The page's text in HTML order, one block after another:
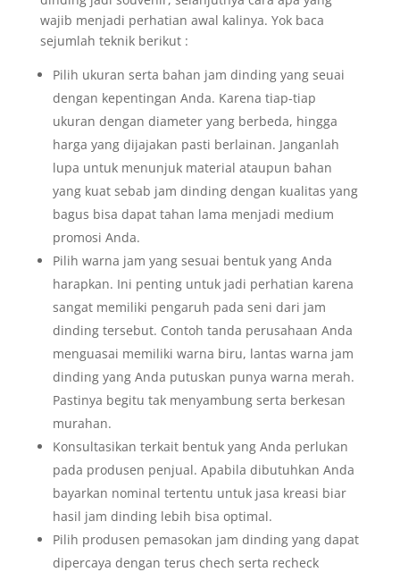
wajib menjadi perhatian awal kalinya. Yok baca
sejumlah teknik berikut :
Pilih ukuran serta bahan jam dinding yang seuai
dengan kepentingan Anda. Karena tiap-tiap
ukuran dengan diameter yang berbeda, hingga
harga yang dijajakan pasti berlainan. Janganlah
lupa untuk menunjuk material ataupun bahan
yang kuat sebab jam dinding dengan kualitas yang
bagus bisa dapat tahan lama menjadi medium
promosi Anda.
Pilih warna jam yang sesuai bentuk yang Anda
harapkan. Ini penting untuk jadi perhatian karena
sangat memiliki pengaruh pada seni dari jam
dinding tersebut. Contoh tanda perusahaan Anda
menguasai memiliki warna biru, lantas warna jam
dinding yang Anda putuskan punya warna merah.
Pastinya begitu tak menyambung serta berkesan
murahan.
Konsultasikan terkait bentuk yang Anda perlukan
pada produsen penjual. Apabila dibutuhkan Anda
bayarkan nominal tertentu untuk jasa kreasi biar
hasil jam dinding lebih bisa optimal.
Pilih produsen pemasokan jam dinding yang dapat
dipercaya dengan terus chech serta recheck